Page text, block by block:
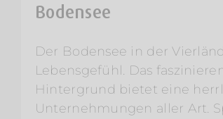
Bodensee
Der Bodensee in der
Lebensgefühl. Das
Hintergrund bietet eine
Unternehmungen aller Art.